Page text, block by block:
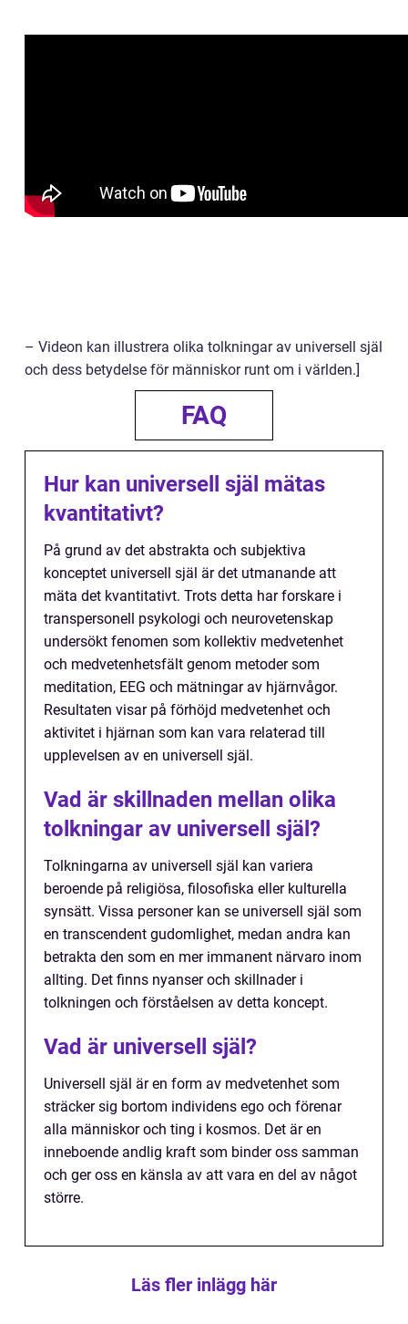
– Videon kan illustrera olika tolkningar av universell själ
och dess betydelse för människor runt om i världen.]
FAQ
Hur kan universell själ mätas
kvantitativt?
På grund av det abstrakta och subjektiva
konceptet universell själ är det utmanande att
mäta det kvantitativt. Trots detta har forskare i
transpersonell psykologi och neurovetenskap
undersökt fenomen som kollektiv medvetenhet
och medvetenhetsfält genom metoder som
meditation, EEG och mätningar av hjärnvågor.
Resultaten visar på förhöjd medvetenhet och
aktivitet i hjärnan som kan vara relaterad till
upplevelsen av en universell själ.
Vad är skillnaden mellan olika
tolkningar av universell själ?
Tolkningarna av universell själ kan variera
beroende på religiösa, filosofiska eller kulturella
synsätt. Vissa personer kan se universell själ som
en transcendent gudomlighet, medan andra kan
betrakta den som en mer immanent närvaro inom
allting. Det finns nyanser och skillnader i
tolkningen och förståelsen av detta koncept.
Vad är universell själ?
Universell själ är en form av medvetenhet som
sträcker sig bortom individens ego och förenar
alla människor och ting i kosmos. Det är en
inneboende andlig kraft som binder oss samman
och ger oss en känsla av att vara en del av något
större.
Läs fler inlägg här